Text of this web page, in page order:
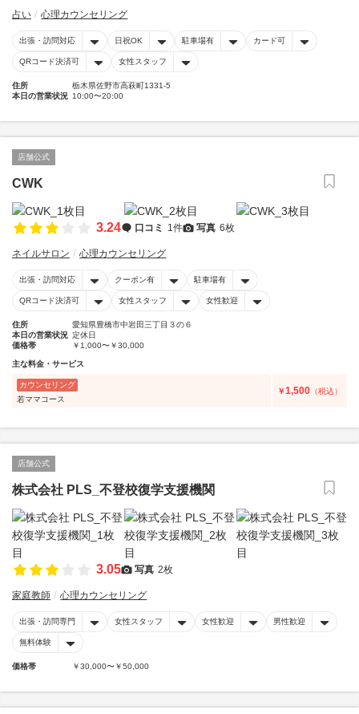
占い 心理カウンセリング
出張・訪問対応 日祝OK 駐車場有 カード可
QRコード決済可 女性スタッフ
住所
栃木県佐野市高萩町1331-5
本日の営業状況 10:00〜20:00
店舗公式
CWK
3.24 口コミ 1件 写真 6枚
ネイルサロン 心理カウンセリング
出張・訪問対応 クーポン有 駐車場有
QRコード決済可 女性スタッフ 女性歓迎
住所
愛知県豊橋市中岩田三丁目３の６
本日の営業状況 定休日
価格帯
￥1,000〜￥30,000
主な料金・サービス
カウンセリング
若ママコース
￥1,500 （税込）
店舗公式
株式会社 PLS_不登校復学支援機関
3.05 写真 2枚
家庭教師 心理カウンセリング
出張・訪問専門 女性スタッフ 女性歓迎 男性歓迎
無料体験
価格帯 ￥30,000〜￥50,000